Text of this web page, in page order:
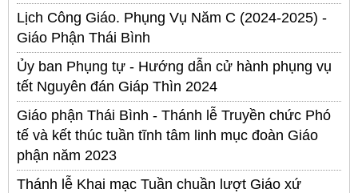
Lịch Công Giáo. Phụng Vụ Năm C (2024-2025) -
Giáo Phận Thái Bình
Ủy ban Phụng tự - Hướng dẫn cử hành phụng vụ
tết Nguyên đán Giáp Thìn 2024
Giáo phận Thái Bình - Thánh lễ Truyền chức Phó
tế và kết thúc tuần tĩnh tâm linh mục đoàn Giáo
phận năm 2023
Thánh lễ Khai mạc Tuần chuần lượt Giáo xứ